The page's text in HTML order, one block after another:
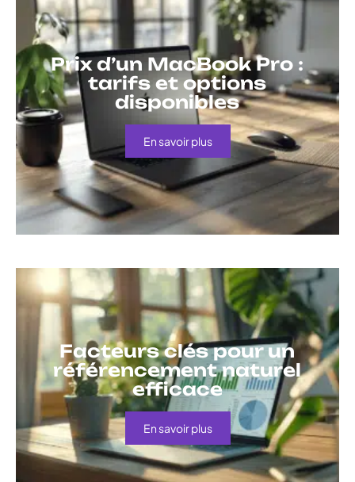
Prix d’un MacBook Pro :
tarifs et options
disponibles
En savoir plus
Facteurs clés pour un
référencement naturel
efficace
En savoir plus